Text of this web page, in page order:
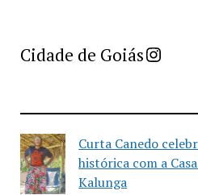
Cidade de GoiásImprensa Criativa da Cidade de Goiás
Curta Canedo
histórica com a
Kalunga